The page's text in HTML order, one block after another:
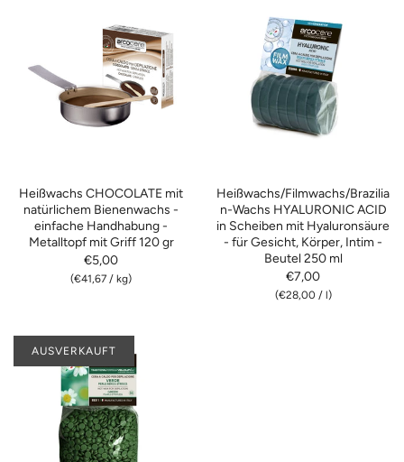
Heißwachs CHOCOLATE mit
natürlichem Bienenwachs -
einfache Handhabung -
Metalltopf mit Griff 120 gr
€5,00
(€41,67 / kg)
Heißwachs/Filmwachs/Brazilia
n-Wachs HYALURONIC ACID
in Scheiben mit Hyaluronsäure
- für Gesicht, Körper, Intim -
Beutel 250 ml
€7,00
(€28,00 / l)
AUSVERKAUFT